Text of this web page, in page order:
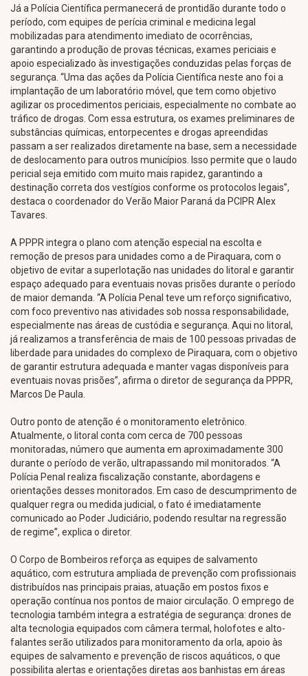
Já a Polícia Científica permanecerá de prontidão durante todo o
período, com equipes de perícia criminal e medicina legal
mobilizadas para atendimento imediato de ocorrências,
garantindo a produção de provas técnicas, exames periciais e
apoio especializado às investigações conduzidas pelas forças de
segurança. “Uma das ações da Polícia Científica neste ano foi a
implantação de um laboratório móvel, que tem como objetivo
agilizar os procedimentos periciais, especialmente no combate ao
tráfico de drogas. Com essa estrutura, os exames preliminares de
substâncias químicas, entorpecentes e drogas apreendidas
passam a ser realizados diretamente na base, sem a necessidade
de deslocamento para outros municípios. Isso permite que o laudo
pericial seja emitido com muito mais rapidez, garantindo a
destinação correta dos vestígios conforme os protocolos legais”,
destaca o coordenador do Verão Maior Paraná da PCIPR Alex
Tavares.
A PPPR integra o plano com atenção especial na escolta e
remoção de presos para unidades como a de Piraquara, com o
objetivo de evitar a superlotação nas unidades do litoral e garantir
espaço adequado para eventuais novas prisões durante o período
de maior demanda. “A Polícia Penal teve um reforço significativo,
com foco preventivo nas atividades sob nossa responsabilidade,
especialmente nas áreas de custódia e segurança. Aqui no litoral,
já realizamos a transferência de mais de 100 pessoas privadas de
liberdade para unidades do complexo de Piraquara, com o objetivo
de garantir estrutura adequada e manter vagas disponíveis para
eventuais novas prisões”, afirma o diretor de segurança da PPPR,
Marcos De Paula.
Outro ponto de atenção é o monitoramento eletrônico.
Atualmente, o litoral conta com cerca de 700 pessoas
monitoradas, número que aumenta em aproximadamente 300
durante o período de verão, ultrapassando mil monitorados. “A
Polícia Penal realiza fiscalização constante, abordagens e
orientações desses monitorados. Em caso de descumprimento de
qualquer regra ou medida judicial, o fato é imediatamente
comunicado ao Poder Judiciário, podendo resultar na regressão
de regime”, explica o diretor.
O Corpo de Bombeiros reforça as equipes de salvamento
aquático, com estrutura ampliada de prevenção com profissionais
distribuídos nas principais praias, atuação em postos fixos e
operação contínua nos pontos de maior circulação. O emprego de
tecnologia também integra a estratégia de segurança: drones de
alta tecnologia equipados com câmera termal, holofotes e alto-
falantes serão utilizados para monitoramento da orla, apoio às
equipes de salvamento e prevenção de riscos aquáticos, o que
possibilita alertas e orientações diretas aos banhistas em áreas